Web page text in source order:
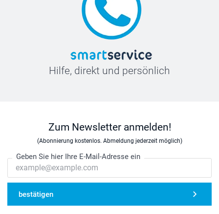
Hilfe, direkt und persönlich
Zum Newsletter anmelden!
(Abonnierung kostenlos. Abmeldung jederzeit möglich)
Geben Sie hier Ihre E-Mail-Adresse ein
bestätigen